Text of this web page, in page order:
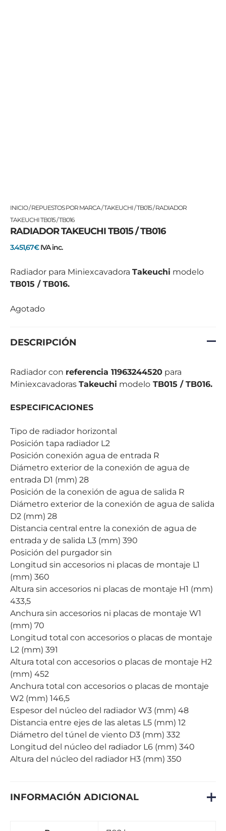
INICIO/REPUESTOS POR MARCA/TAKEUCHI/TB015/ RADIADOR
TAKEUCHI TB015 / TB016
RADIADOR TAKEUCHI TB015 / TB016
3.451,67€ IVA inc.
Radiador para Miniexcavadora Takeuchi modelo
TB015 / TB016.
Agotado
DESCRIPCIÓN
Radiador con referencia 11963244520 para
Miniexcavadoras Takeuchi modelo TB015 / TB016.
ESPECIFICACIONES
Tipo de radiador horizontal
Posición tapa radiador L2
Posición conexión agua de entrada R
Diámetro exterior de la conexión de agua de
entrada D1 (mm) 28
Posición de la conexión de agua de salida R
Diámetro exterior de la conexión de agua de salida
D2 (mm) 28
Distancia central entre la conexión de agua de
entrada y de salida L3 (mm) 390
Posición del purgador sin
Longitud sin accesorios ni placas de montaje L1
(mm) 360
Altura sin accesorios ni placas de montaje H1 (mm)
433,5
Anchura sin accesorios ni placas de montaje W1
(mm) 70
Longitud total con accesorios o placas de montaje
L2 (mm) 391
Altura total con accesorios o placas de montaje H2
(mm) 452
Anchura total con accesorios o placas de montaje
W2 (mm) 146,5
Espesor del núcleo del radiador W3 (mm) 48
Distancia entre ejes de las aletas L5 (mm) 12
Diámetro del túnel de viento D3 (mm) 332
Longitud del núcleo del radiador L6 (mm) 340
Altura del núcleo del radiador H3 (mm) 350
INFORMACIÓN ADICIONAL